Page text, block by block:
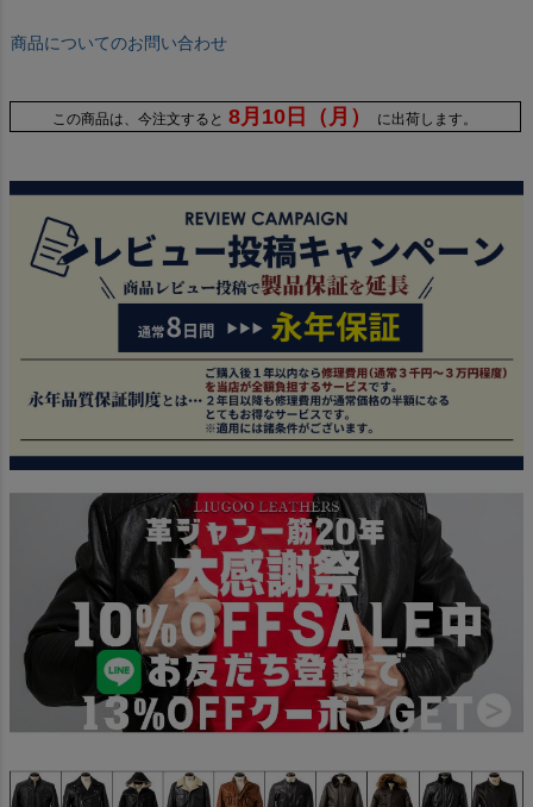
商品についてのお問い合わせ